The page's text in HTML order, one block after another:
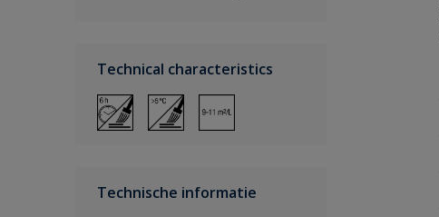
Technical characteristics
Technische informatie